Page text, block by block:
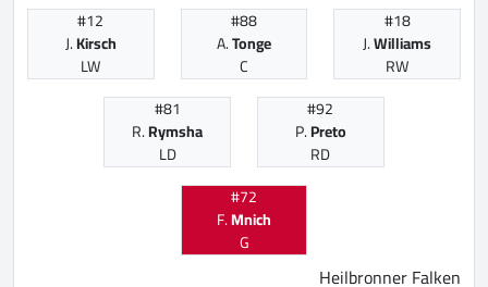
#12
J.Kirsch
LW
#88
A.Tonge
C
#18
J.Williams
RW
#81
R.Rymsha
LD
#92
P.Preto
RD
#72
F.Mnich
G
Heilbronner Falken